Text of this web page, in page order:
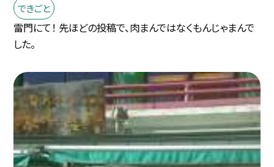
できごと
雷門にて！ 先ほどの投稿で、肉まんではなくもんじゃまんで
した。